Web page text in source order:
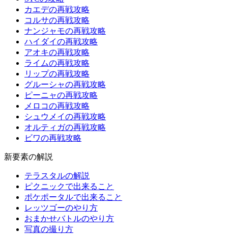
カエデの再戦攻略
コルサの再戦攻略
ナンジャモの再戦攻略
ハイダイの再戦攻略
アオキの再戦攻略
ライムの再戦攻略
リップの再戦攻略
グルーシャの再戦攻略
ピーニャの再戦攻略
メロコの再戦攻略
シュウメイの再戦攻略
オルティガの再戦攻略
ビワの再戦攻略
新要素の解説
テラスタルの解説
ピクニックで出来ること
ポケポータルで出来ること
レッツゴーのやり方
おまかせバトルのやり方
写真の撮り方